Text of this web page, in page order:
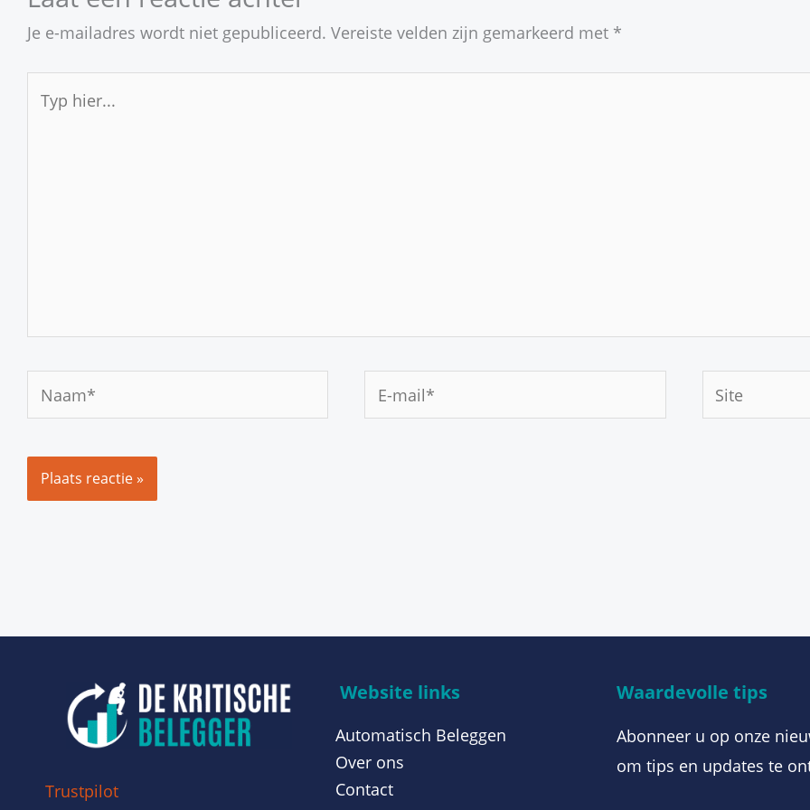
Je e-mailadres wordt niet gepubliceerd. Vereiste velden zijn gemarkeerd met *
hier...
Naam*
mail*
Site
Trustpilot
Website links
Automatisch Beleggen
Over ons
Contact
Waardevolle tips
Abonneer u op onze
om tips en updates te